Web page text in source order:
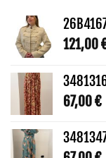
121,00
67,00€